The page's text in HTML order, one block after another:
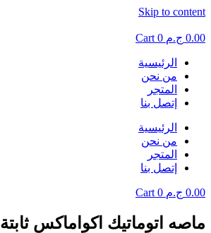
Skip to content
0.00 ج.م 0
Cart
الرئيسية
من نحن
المتجر
إتصل بنا
الرئيسية
من نحن
المتجر
إتصل بنا
0.00 ج.م 0
Cart
ماصه اتوماتيك اكواماكس ثابتة